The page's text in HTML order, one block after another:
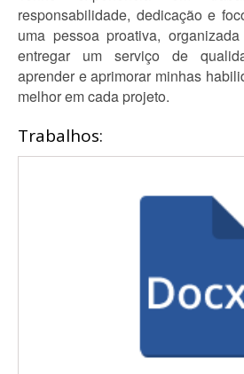
responsabilidade, dedicação e
uma pessoa proativa,
entregar um serviço de
aprender e aprimorar minhas
melhor em cada projeto.
Trabalhos: